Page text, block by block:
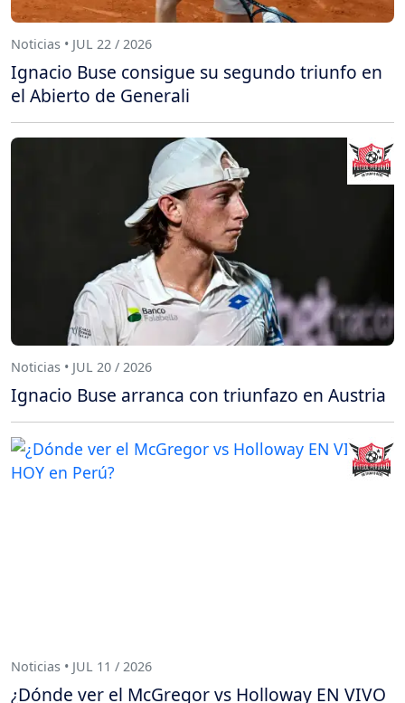
Noticias • JUL 22 / 2026
Ignacio Buse consigue su segundo triunfo en
el Abierto de Generali
Noticias • JUL 20 / 2026
Ignacio Buse arranca con triunfazo en Austria
Noticias • JUL 11 / 2026
¿Dónde ver el McGregor vs Holloway EN VIVO